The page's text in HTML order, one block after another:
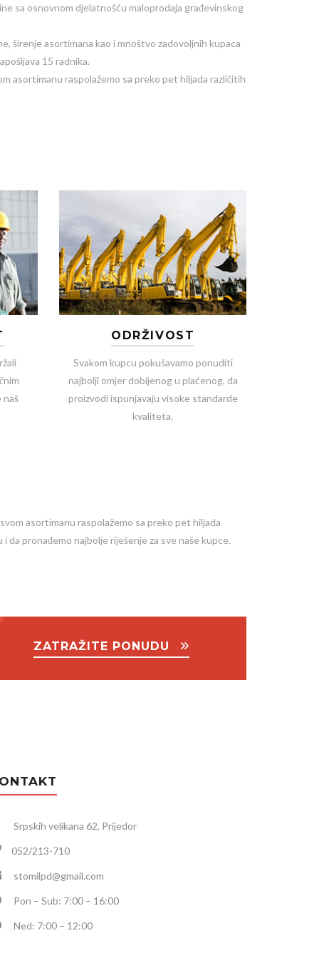
sa osnovnom djelatnošću maloprodaja građevinskog
širenje asortimana kao i mnoštvo zadovoljnih kupaca
15 radnika.
asortimanu raspolažemo sa preko pet hiljada različitih
naš
ODRŽIVOST
Svakom kupcu pokušavamo ponuditi
najbolji omjer dobijenog u plaćenog, da
proizvodi ispunjavaju visoke standarde
kvaliteta.
asortimanu raspolažemo sa preko pet hiljada
pronađemo najbolje riješenje za sve naše kupce.
ZATRAŽITE PONUDU
Srpskih velikana 62, Prijedor
052/213-710
stomilpd@gmail.com
Pon – Sub: 7:00 – 16:00
Ned: 7:00 – 12:00